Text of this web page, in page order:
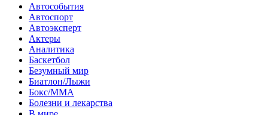
Автособытия
Автоспорт
Автоэксперт
Актеры
Аналитика
Баскетбол
Безумный мир
Биатлон/Лыжи
Бокс/MMA
Болезни и лекарства